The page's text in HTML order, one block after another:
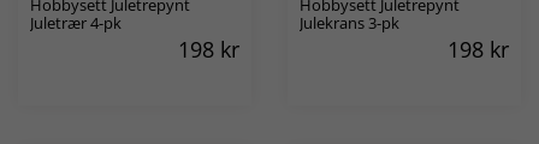
Hobbysett Juletrepynt
Juletrær 4-pk
198 kr
Hobbysett Juletrepynt
Julekrans 3-pk
198 kr